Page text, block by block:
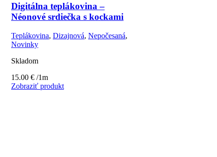
Digitálna teplákovina –
Néonové srdiečka s kockami
Teplákovina, Dizajnová, Nepočesaná,
Novinky
Skladom
15.00 € /1m
Zobraziť produkt